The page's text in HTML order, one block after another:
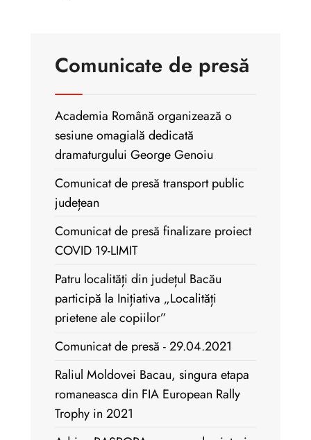
Comunicate de presă
Academia Română organizează o
sesiune omagială dedicată
dramaturgului George Genoiu
Comunicat de presă transport public
județean
Comunicat de presă finalizare proiect
COVID 19-LIMIT
Patru localități din județul Bacău
participă la Inițiativa „Localități
prietene ale copiilor”
Comunicat de presă - 29.04.2021
Raliul Moldovei Bacau, singura etapa
romaneasca din FIA European Rally
Trophy in 2021